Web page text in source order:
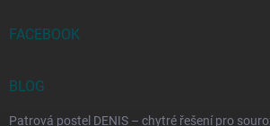
FACEBOOK
BLOG
Patrová postel DENIS – chytré řešení pro